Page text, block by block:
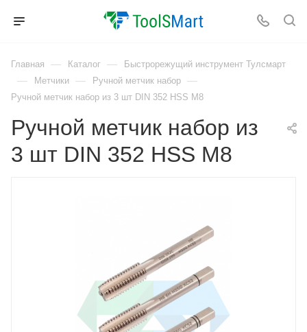
Главная — Каталог — Быстрорежущий инструмент Тулсмарт
— Метчики — Ручной метчик набор —
Ручной метчик набор из 3 шт DIN 352 HSS M8
Ручной метчик набор из
3 шт DIN 352 HSS M8